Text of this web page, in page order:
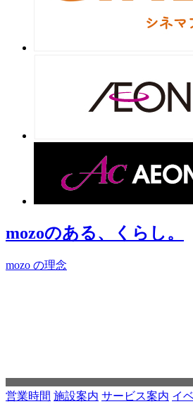
mozoのある、くらし。
mozo の理念
営業時間 施設案内 サービス案内 イ